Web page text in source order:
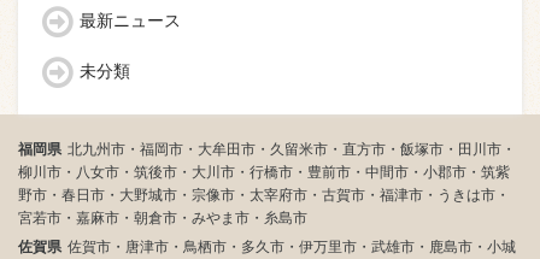
最新ニュース
未分類
福岡県 北九州市・福岡市・大牟田市・久留米市・直方市・飯塚市・田川市・
柳川市・八女市・筑後市・大川市・行橋市・豊前市・中間市・小郡市・筑紫
野市・春日市・大野城市・宗像市・太宰府市・古賀市・福津市・うきは市・
宮若市・嘉麻市・朝倉市・みやま市・糸島市
佐賀県 佐賀市・唐津市・鳥栖市・多久市・伊万里市・武雄市・鹿島市・小城